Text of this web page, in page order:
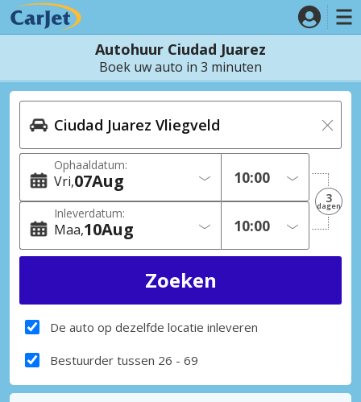
Autohuur Ciudad Juarez
Boek uw auto in 3 minuten
Ophaaldatum:
Vri 07Aug
Inleverdatum:
Maa 10Aug
3
dagen
De auto op dezelfde locatie inleveren
Bestuurder tussen 26 - 69